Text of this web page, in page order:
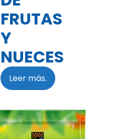
FRUTAS
Y
NUECES
Leer más.